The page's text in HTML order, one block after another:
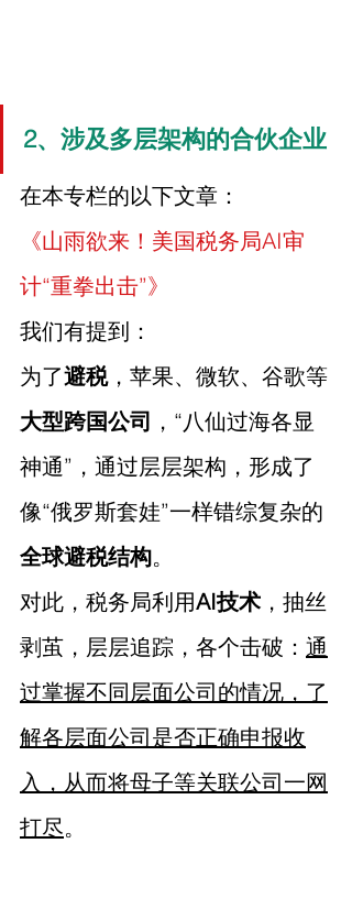
2、涉及多层架构的合伙企业
在本专栏的以下文章：
《山雨欲来！美国税务局AI审
计“重拳出击”》
我们有提到：
为了避税，苹果、微软、谷歌等
大型跨国公司 ，“八仙过海各显
神通”，通过层层架构，形成了
像“俄罗斯套娃”一样错综复杂的
全球避税结构。
对此，税务局利用AI技术 ，抽丝
剥茧，层层追踪，各个击破： 通
过掌握不同层面公司的情况，了
解各层面公司是否正确申报收
入，从而将母子等关联公司一网
打尽。